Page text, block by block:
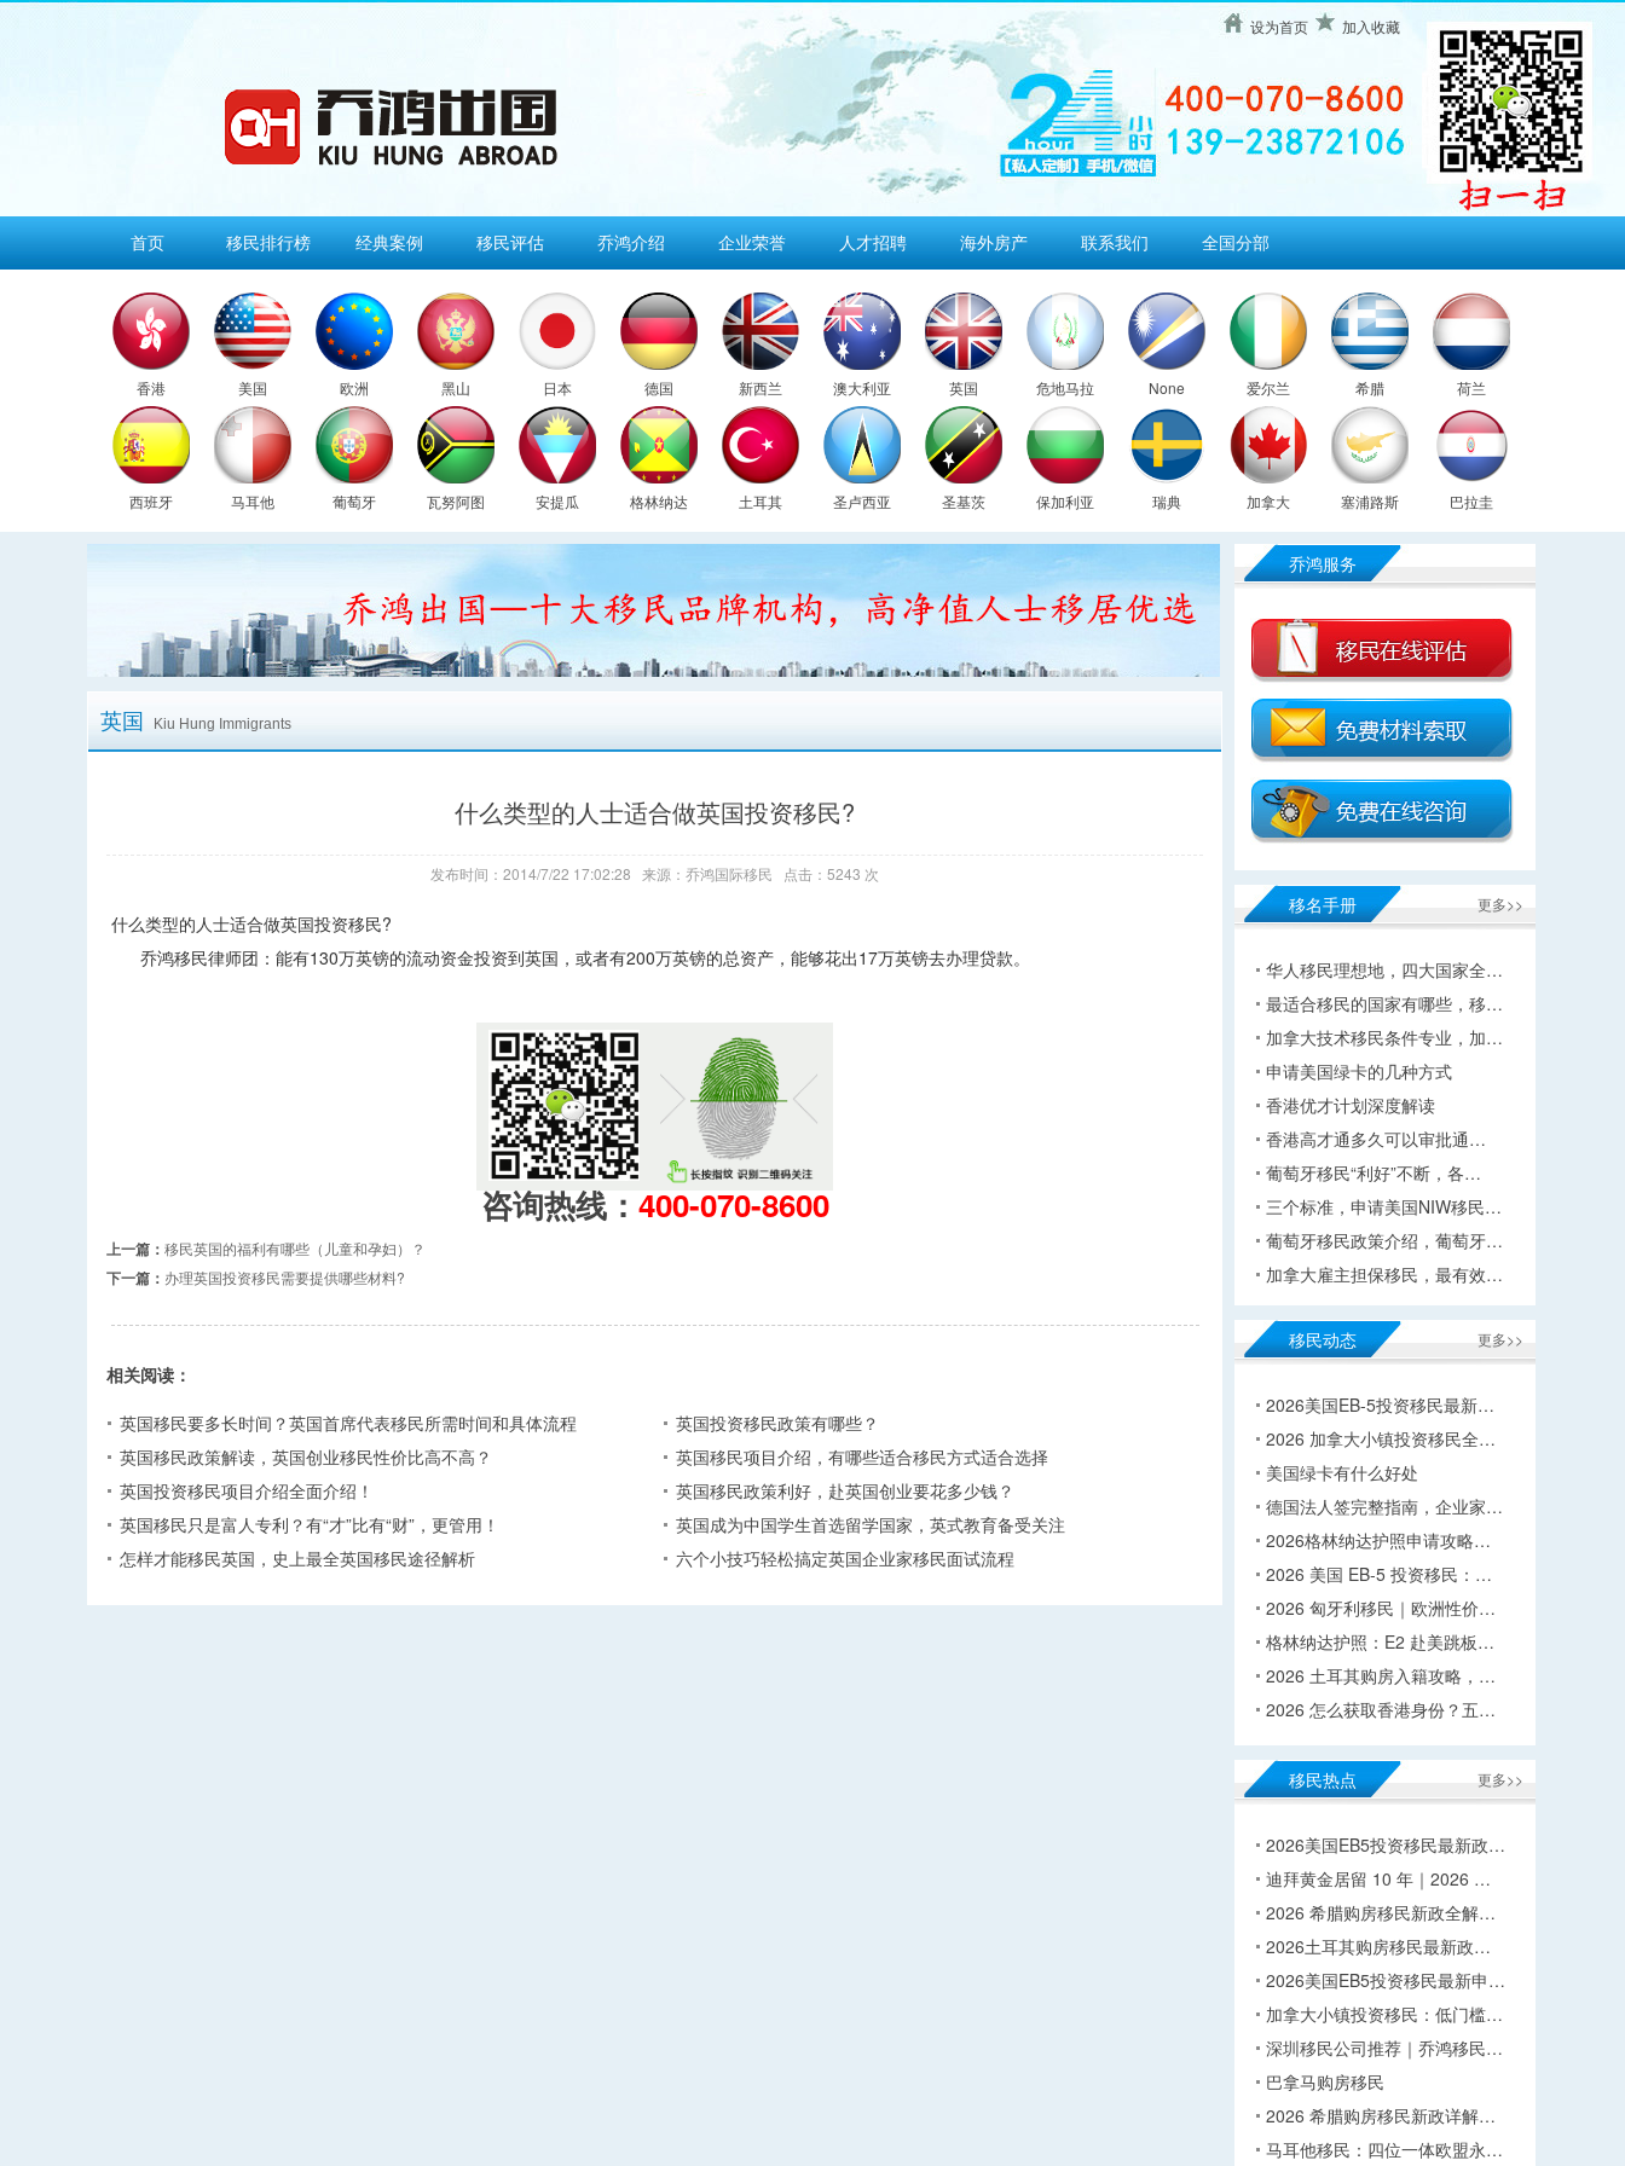
设为首页 加入收藏
首页 移民排行榜 经典案例 移民评估 乔鸿介绍 企业荣誉 人才招聘 海外房产 联系我们 全国分部
香港 美国 欧洲 黑山 日本 德国 新西兰 澳大利亚 英国 危地马拉 None 爱尔兰 希腊 荷兰
西班牙 马耳他 葡萄牙 瓦努阿图 安提瓜 格林纳达 土耳其 圣卢西亚 圣基茨 保加利亚 瑞典 加拿大 塞浦路斯 巴拉圭
英国 Kiu Hung Immigrants
什么类型的人士适合做英国投资移民?
发布时间：2014/7/22 17:02:28 来源：乔鸿国际移民 点击：5243 次
什么类型的人士适合做英国投资移民?
乔鸿移民律师团：能有130万英镑的流动资金投资到英国，或者有200万英镑的总资产，能够花出17万英镑去办理贷款。
咨询热线： 400-070-8600
上一篇： 移民英国的福利有哪些（儿童和孕妇）？
下一篇： 办理英国投资移民需要提供哪些材料?
相关阅读：
英国移民要多长时间？英国首席代表移民所需时间和具体流程
英国投资移民政策有哪些？
英国移民政策解读，英国创业移民性价比高不高？
英国移民项目介绍，有哪些适合移民方式适合选择
英国投资移民项目介绍全面介绍！
英国移民政策利好，赴英国创业要花多少钱？
英国移民只是富人专利？有“才”比有“财”，更管用！
英国成为中国学生首选留学国家，英式教育备受关注
怎样才能移民英国，史上最全英国移民途径解析
六个小技巧轻松搞定英国企业家移民面试流程
乔鸿服务
更多>>
移名手册
华人移民理想地，四大国家全…
最适合移民的国家有哪些，移…
加拿大技术移民条件专业，加…
申请美国绿卡的几种方式
香港优才计划深度解读
香港高才通多久可以审批通…
葡萄牙移民“利好”不断，各…
三个标准，申请美国NIW移民…
葡萄牙移民政策介绍，葡萄牙…
加拿大雇主担保移民，最有效…
更多>>
移民动态
2026美国EB-5投资移民最新…
2026 加拿大小镇投资移民全…
美国绿卡有什么好处
德国法人签完整指南，企业家…
2026格林纳达护照申请攻略…
2026 美国 EB-5 投资移民：…
2026 匈牙利移民｜欧洲性价…
格林纳达护照：E2 赴美跳板…
2026 土耳其购房入籍攻略，…
2026 怎么获取香港身份？五…
更多>>
移民热点
2026美国EB5投资移民最新政…
迪拜黄金居留 10 年｜2026 …
2026 希腊购房移民新政全解…
2026土耳其购房移民最新政…
2026美国EB5投资移民最新申…
加拿大小镇投资移民：低门槛…
深圳移民公司推荐｜乔鸿移民…
巴拿马购房移民
2026 希腊购房移民新政详解…
马耳他移民：四位一体欧盟永…